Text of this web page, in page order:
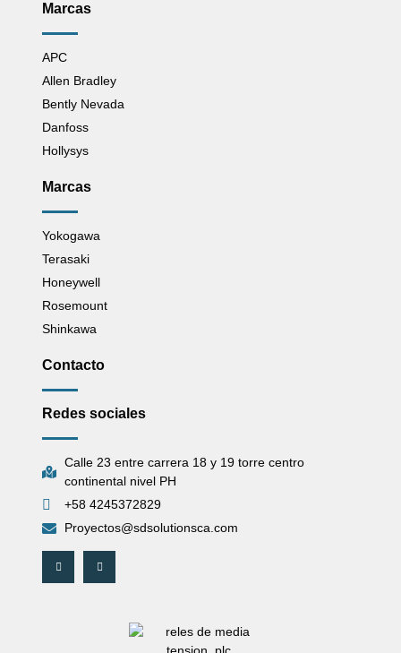
Marcas
APC
Allen Bradley
Bently Nevada
Danfoss
Hollysys
Marcas
Yokogawa
Terasaki
Honeywell
Rosemount
Shinkawa
Contacto
Redes sociales
Calle 23 entre carrera 18 y 19 torre centro
continental nivel PH
+58 4245372829
Proyectos@sdsolutionsca.com